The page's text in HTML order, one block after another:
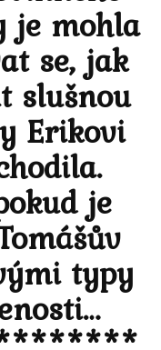
je mohla
se, jak
slušnou
Erikovi
je
typy